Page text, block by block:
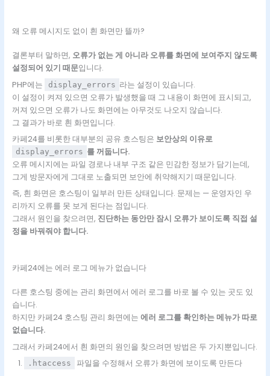
왜 오류 메시지도 없이 흰 화면만 뜰까?
결론부터 말하면, 오류가 없는 게 아니라 오류를 화면에 보여주지 않도록
설정되어 있기 때문입니다.
PHP에는
display_errors 라는 설정이 있습니다.
이 설정이 켜져 있으면 오류가 발생했을 때 그 내용이 화면에 표시되고,
꺼져 있으면 오류가 나도 화면에는 아무것도 나오지 않습니다.
그 결과가 바로 흰 화면입니다.
카페24를 비롯한 대부분의 공유 호스팅은 보안상의 이유로
display_errors 를 꺼둡니다.
오류 메시지에는 파일 경로나 내부 구조 같은 민감한 정보가 담기는데,
그게 방문자에게 그대로 노출되면 보안에 취약해지기 때문입니다.
즉, 흰 화면은 호스팅이 일부러 만든 상태입니다. 문제는 — 운영자인 우
리까지 오류를 못 보게 된다는 점입니다.
그래서 원인을 찾으려면, 진단하는 동안만 잠시 오류가 보이도록 직접 설
정을 바꿔줘야 합니다.
카페24에는 에러 로그 메뉴가 없습니다
다른 호스팅 중에는 관리 화면에서 에러 로그를 바로 볼 수 있는 곳도 있
습니다.
하지만 카페24 호스팅 관리 화면에는 에러 로그를 확인하는 메뉴가 따로
없습니다.
그래서 카페24에서 흰 화면의 원인을 찾으려면 방법은 두 가지뿐입니다.
.htaccess
파일을 수정해서 오류가 화면에 보이도록 만든다